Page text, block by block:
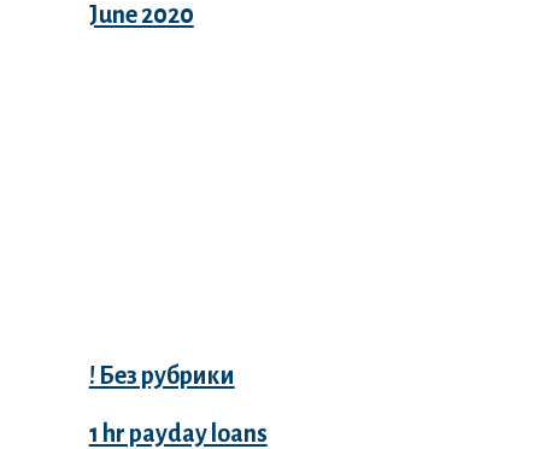
June 2020
! Без рубрики
1 hr payday loans